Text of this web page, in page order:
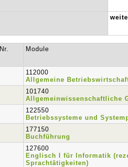
Nr. Module
112000
Allgemeine
101740
Allgemeinwissenschaftliche
122550
Betriebssysteme und
177150
Buchführung
127600
Englisch I für Informatik
Sprachtätigkeiten)